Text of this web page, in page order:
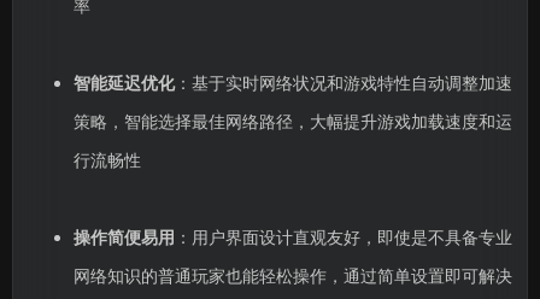
率
智能延迟优化：基于实时网络状况和游戏特性自动调整加速
策略，智能选择最佳网络路径，大幅提升游戏加载速度和运
行流畅性
操作简便易用 ：用户界面设计直观友好，即使是不具备专业
网络知识的普通玩家也能轻松操作，通过简单设置即可解决